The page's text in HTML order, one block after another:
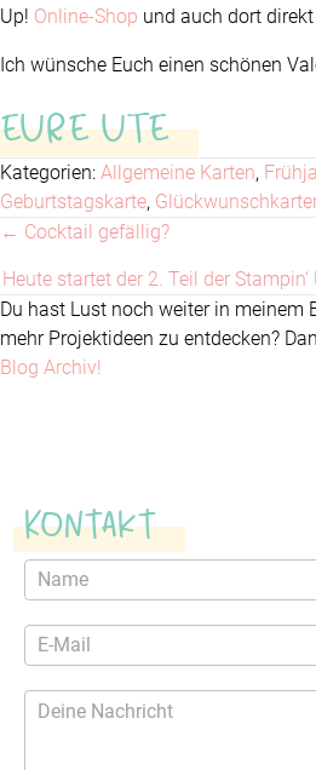
Up! Online-Shop und auch dort
Ich wünsche Euch einen schönen
EURE UTE
Kategorien: Allgemeine Karten,
Geburtstagskarte,
Posts
navigation
← Cocktail gefällig?
Heute startet der 2. Teil der
Du hast Lust noch weiter in meinem
mehr Projektideen zu entdecken?
Blog Archiv!
Kontakt
Kontaktformular